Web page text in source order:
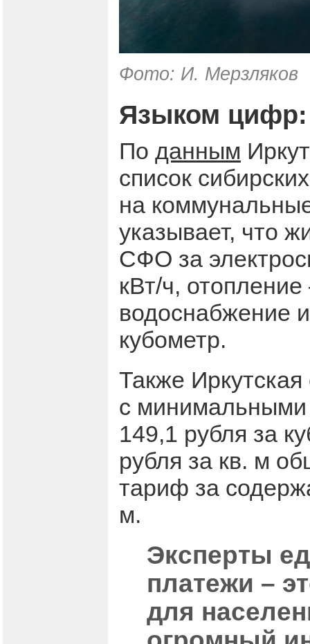
Фото: И. Мерзляков
Языком цифр:
По данным
список
на
указывает, что
СФО за
кВт/ч,
водоснабжение
кубометр.
Также Иркутская
с минимальными
149,1 рубля за
рубля за кв. м
тариф за
м.
Эксперты
платежи –
для